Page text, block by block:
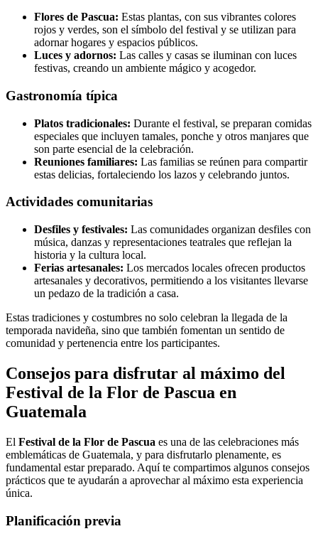
Flores de Pascua: Estas plantas, con sus vibrantes colores
rojos y verdes, son el símbolo del festival y se utilizan para
adornar hogares y espacios públicos.
Luces y adornos: Las calles y casas se iluminan con luces
festivas, creando un ambiente mágico y acogedor.
Gastronomía típica
Platos tradicionales: Durante el festival, se preparan comidas
especiales que incluyen tamales, ponche y otros manjares que
son parte esencial de la celebración.
Reuniones familiares: Las familias se reúnen para compartir
estas delicias, fortaleciendo los lazos y celebrando juntos.
Actividades comunitarias
Desfiles y festivales: Las comunidades organizan desfiles con
música, danzas y representaciones teatrales que reflejan la
historia y la cultura local.
Ferias artesanales: Los mercados locales ofrecen productos
artesanales y decorativos, permitiendo a los visitantes llevarse
un pedazo de la tradición a casa.
Estas tradiciones y costumbres no solo celebran la llegada de la
temporada navideña, sino que también fomentan un sentido de
comunidad y pertenencia entre los participantes.
Consejos para disfrutar al máximo del
Festival de la Flor de Pascua en
Guatemala
El Festival de la Flor de Pascua es una de las celebraciones más
emblemáticas de Guatemala, y para disfrutarlo plenamente, es
fundamental estar preparado. Aquí te compartimos algunos consejos
prácticos que te ayudarán a aprovechar al máximo esta experiencia
única.
Planificación previa